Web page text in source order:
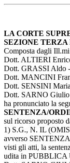
LA CORTE
SEZIONE TERZA
Composta dagli
Dott. ALTIERI
Dott. GRASSI Aldo
Dott. MANCINI
Dott. SENSINI
Dott. SARNO Giulio
ha pronunciato la
SENTENZA/
sul ricorso proposto
1) S.G., N. IL
avverso
visti gli atti, la
udita in PUBBLICA